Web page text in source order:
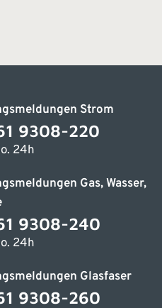
Strom
9308-220
24h
Gas, Wasser,
9308-240
24h
Glasfaser
9308-260